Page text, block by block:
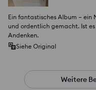
Ein fantastisches Album – ein
und ordentlich gemacht. Ist
Andenken.
Siehe Original
Weitere